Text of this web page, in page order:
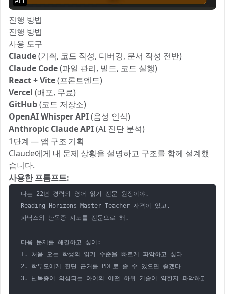
진행 방법
진행 방법
사용 도구
Claude(기획, 코드 작성, 디버깅, 문서 작성 전반)
Claude Code(파일 관리, 빌드, 코드 실행)
React + Vite(프론트엔드)
Vercel (배포, 무료)
GitHub(코드 저장소)
OpenAI Whisper API(음성 인식)
Anthropic Claude API(AI 진단 분석)
1단계 — 앱 구조 기획
Claude에게 내 문제 상황을 설명하고 구조를 함께 설계했
습니다.
사용한 프롬프트:
나는 22년 경력의 영어 읽기 전문 원장이야.
Reading Horizons Master Teacher 자격이 있고,
파닉스와 난독증 지도를 전문으로 해.
다음 문제를 해결하고 싶어:
1. 처음 오는 학생의 읽기 수준을 빠르게 파악하고 싶다
2. 학부모에게 진단 근거를 PDF로 줄 수 있으면 좋겠다
3. 난독증이 의심되는 아이의 어떤 하위 기술이 약한지 파악하고 싶다